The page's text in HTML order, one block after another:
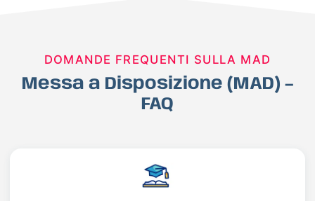
DOMANDE FREQUENTI SULLA MAD
Messa a Disposizione (MAD) –
FAQ